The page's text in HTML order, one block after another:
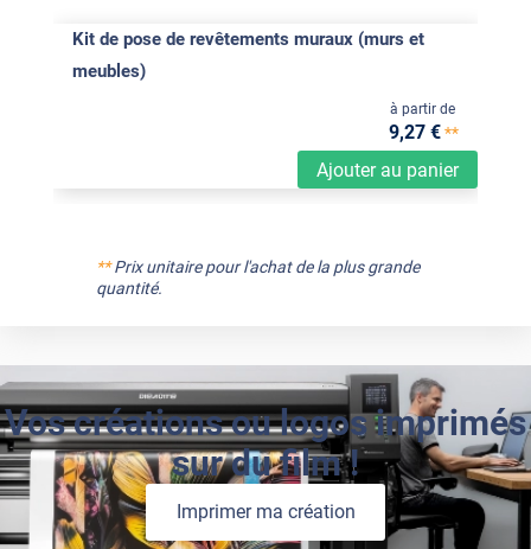
Kit de pose de revêtements muraux (murs et
meubles)
Ajouter au panier
à partir de
9,27 €**
**Prix unitaire pour l'achat de la plus grande
quantité.
Vos créations ou logos imprimés
sur du film !
Imprimer ma création